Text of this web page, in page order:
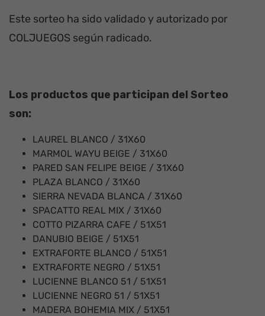
Este sorteo ha sido validado y autorizado por
COLJUEGOS según radicado.
Los productos que participan del Sorteo
son:
LAUREL BLANCO / 31X60
MARMOL WAYU BEIGE / 31X60
PARED SAN FELIPE BEIGE / 31X60
PLAZA BLANCO / 31X60
SIERRA NEVADA BLANCA / 31X60
SPACATTO REAL MIX / 31X60
COTTO PIZARRA CAFE / 51X51
DANUBIO BEIGE / 51X51
EXTRAFORTE BLANCO / 51X51
EXTRAFORTE NEGRO / 51X51
LUCIENNE BLANCO 51 / 51X51
LUCIENNE NEGRO 51 / 51X51
MADERA BOHEMIA MIX / 51X51